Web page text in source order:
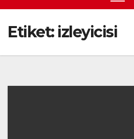
Etiket: izleyicisi